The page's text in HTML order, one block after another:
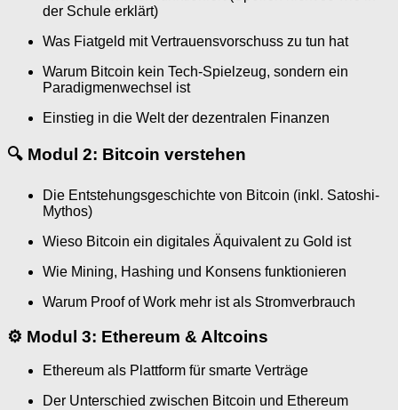
der Schule erklärt)
Was Fiatgeld mit Vertrauensvorschuss zu tun hat
Warum Bitcoin kein Tech-Spielzeug, sondern ein
Paradigmenwechsel ist
Einstieg in die Welt der dezentralen Finanzen
🔍 Modul 2: Bitcoin verstehen
Die Entstehungsgeschichte von Bitcoin (inkl. Satoshi-
Mythos)
Wieso Bitcoin ein digitales Äquivalent zu Gold ist
Wie Mining, Hashing und Konsens funktionieren
Warum Proof of Work mehr ist als Stromverbrauch
⚙️ Modul 3: Ethereum & Altcoins
Ethereum als Plattform für smarte Verträge
Der Unterschied zwischen Bitcoin und Ethereum